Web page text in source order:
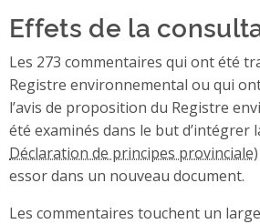
Effets de la
Les 273 commentaires qui ont été
Registre environnemental ou qui
l’avis de proposition du Registre
été examinés dans le but d’intégrer
essor dans un nouveau document.
Les commentaires touchent un